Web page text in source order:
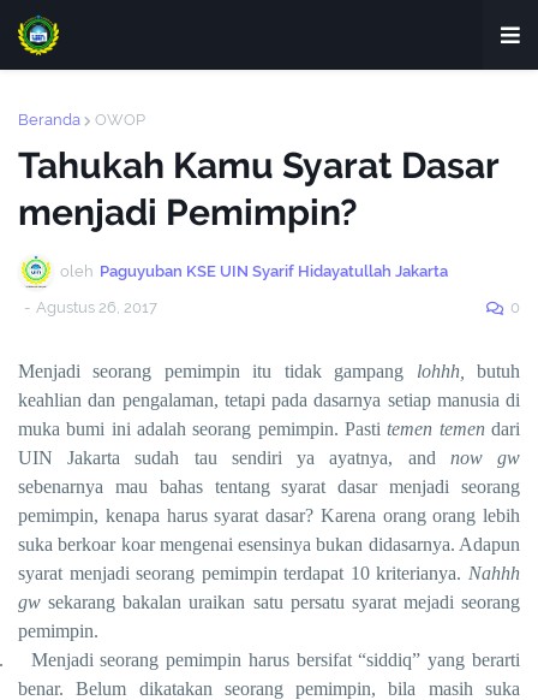
Beranda OWOP
Tahukah Kamu Syarat Dasar
menjadi Pemimpin?
oleh Paguyuban KSE UIN Syarif Hidayatullah Jakarta
- Agustus 26, 2017 0
Menjadi seorang pemimpin itu tidak gampang lohhh,
butuh
keahlian dan pengalaman, tetapi pada dasarnya setiap manusia di
muka bumi ini adalah seorang pemimpin. Pastitemen temendari
UIN Jakarta sudah tau sendiri ya ayatnya, and now gw
sebenarnya mau bahas tentang syarat dasar menjadi seorang
pemimpin, kenapa harus syarat dasar? Karena orang orang lebih
suka berkoar koar mengenai esensinya bukan didasarnya. Adapun
syarat menjadi seorang pemimpin terdapat 10 kriterianya. Nahhh
gw sekarang bakalan uraikan satu persatu syarat mejadi seorang
pemimpin.
Menjadi seorang pemimpin harus bersifat “siddiq” yang berarti
benar. Belum dikatakan seorang pemimpin, bila masih suka